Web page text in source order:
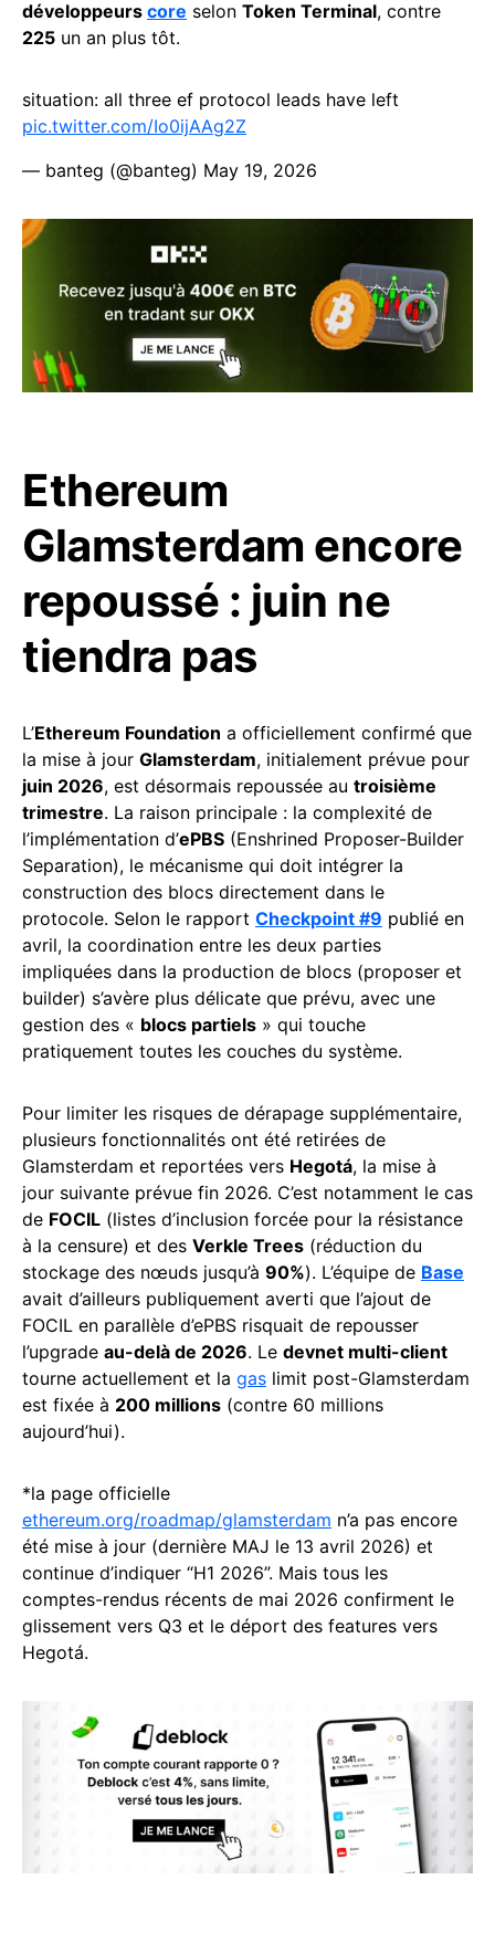
développeurs core selon Token Terminal, contre
225 un an plus tôt.
situation: all three ef protocol leads have left
pic.twitter.com/Io0ijAAg2Z
— banteg (@banteg) May 19, 2026
Ethereum
Glamsterdam encore
repoussé : juin ne
tiendra pas
L’Ethereum Foundation a officiellement confirmé que
la mise à jour Glamsterdam, initialement prévue pour
juin 2026, est désormais repoussée au troisième
trimestre. La raison principale : la complexité de
l’implémentation d’ePBS (Enshrined Proposer-Builder
Separation), le mécanisme qui doit intégrer la
construction des blocs directement dans le
protocole. Selon le rapport Checkpoint #9 publié en
avril, la coordination entre les deux parties
impliquées dans la production de blocs (proposer et
builder) s’avère plus délicate que prévu, avec une
gestion des « blocs partiels » qui touche
pratiquement toutes les couches du système.
Pour limiter les risques de dérapage supplémentaire,
plusieurs fonctionnalités ont été retirées de
Glamsterdam et reportées vers Hegotá, la mise à
jour suivante prévue fin 2026. C’est notamment le cas
de FOCIL (listes d’inclusion forcée pour la résistance
à la censure) et des Verkle Trees (réduction du
stockage des nœuds jusqu’à 90%). L’équipe de Base
avait d’ailleurs publiquement averti que l’ajout de
FOCIL en parallèle d’ePBS risquait de repousser
l’upgrade au-delà de 2026. Le devnet multi-client
tourne actuellement et la gas limit post-Glamsterdam
est fixée à 200 millions (contre 60 millions
aujourd’hui).
*la page officielle
ethereum.org/roadmap/glamsterdam n’a pas encore
été mise à jour (dernière MAJ le 13 avril 2026) et
continue d’indiquer “H1 2026”. Mais tous les
comptes-rendus récents de mai 2026 confirment le
glissement vers Q3 et le déport des features vers
Hegotá.